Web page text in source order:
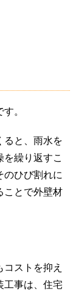
。
ると、雨水を
繰り返すこ
のひび割れに
ことで外壁材
ストを抑え
工事は、住宅